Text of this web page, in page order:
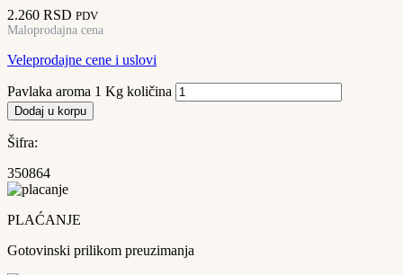
2.260 RSD PDV
Maloprodajna cena
Veleprodajne cene i uslovi
Pavlaka aroma 1 Kg količina
Dodaj u korpu
Šifra:
350864
PLAĆANJE
Gotovinski prilikom preuzimanja